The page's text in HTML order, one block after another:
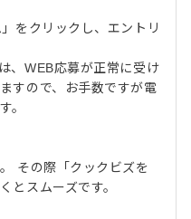
をクリックし、エントリ
、WEB応募が正常に受け
すので、お手数ですが電
。
その際「クックビズを
とスムーズです。